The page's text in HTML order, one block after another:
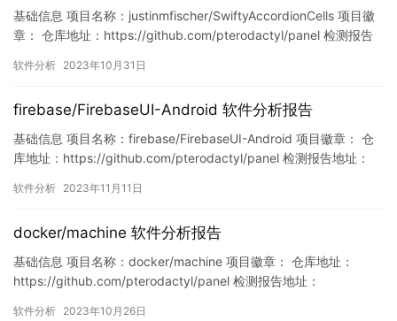
基础信息 项目名称：justinmfischer/SwiftyAccordionCells 项目徽
章： 仓库地址：https://github.com/pterodactyl/panel 检测报告
https://www.murphysec.com/console/report/171933258717991
软件分析 2023年10月31日
firebase/FirebaseUI-Android 软件分析报告
基础信息 项目名称：firebase/FirebaseUI-Android 项目徽章： 仓
库地址：https://github.com/pterodactyl/panel 检测报告地址：
0752/1723285935352664064 此报告由Mu…
软件分析 2023年11月11日
docker/machine 软件分析报告
基础信息 项目名称：docker/machine 项目徽章： 仓库地址：
https://github.com/pterodactyl/panel 检测报告地址：
软件分析 2023年10月26日